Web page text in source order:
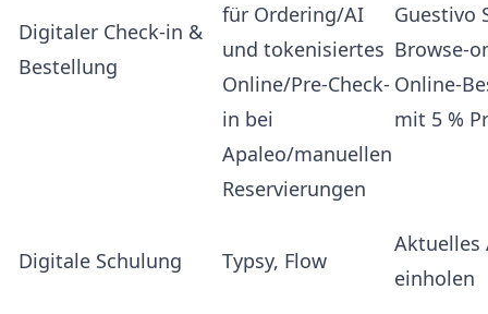
Digitaler Check-in &
Bestellung
für Ordering/AI
und tokenisiertes
Online/Pre-Check-
in bei
Apaleo/manuellen
Reservierungen
Guestivo
Browse-
Online-
mit 5 %
Digitale Schulung Typsy, Flow
Aktuelles
einholen